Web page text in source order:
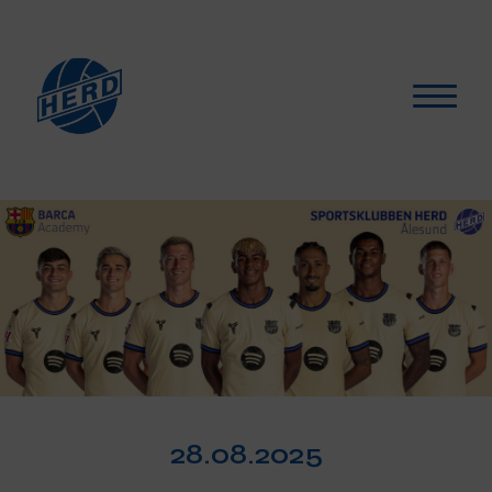
For medlemmer
Støtt oss
Selskapslokaler
28.08.2025